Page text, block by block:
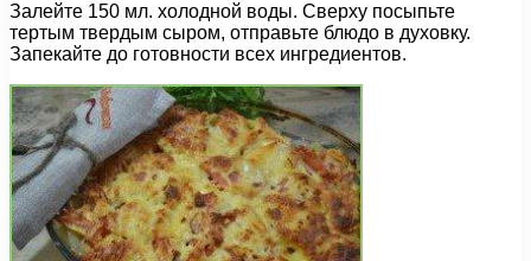
Залейте 150 мл. холодной воды. Сверху посыпьте
тертым твердым сыром, отправьте блюдо в духовку.
Запекайте до готовности всех ингредиентов.